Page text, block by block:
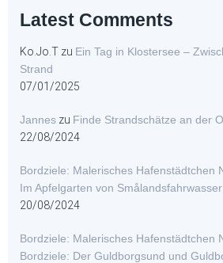
Latest Comments
Ko.Jo.T zu Ein Tag in Klostersee –
Strand
07/01/2025
Jannes zu Finde Strandschätze an der
22/08/2024
Bordziele: Malerisches Hafenstädtchen
Im Apfelgarten von
20/08/2024
Bordziele: Malerisches Hafenstädtchen
Bordziele: Der Guldborgsund und